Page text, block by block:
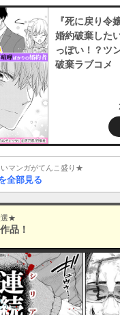
『死に戻り令
婚約破棄した
っぽい！？ツ
破棄ラブコメ
マンガがてんこ盛り★
全部見る
選★
品！